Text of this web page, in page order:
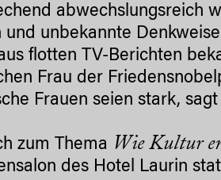
abwechslungsreich
unbekannte
flotten TV-Berichten
Frau der
Frauen seien stark,
zum Thema Wie Kultur
des Hotel Laurin